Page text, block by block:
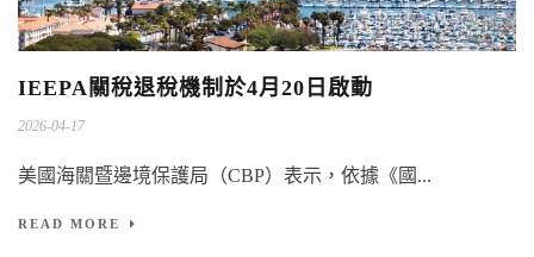
IEEPA關稅退稅機制於4月20日啟動
2026-04-17
美國海關暨邊境保護局（CBP）表示，依據《國...
READ MORE